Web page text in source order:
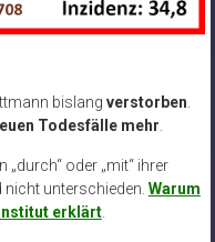
bislang verstorben
Todesfälle mehr
oder „mit“ ihrer
unterschieden. Warum
erklärt.